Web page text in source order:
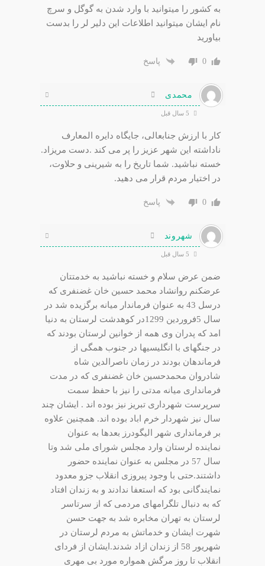
به کشور را میتوانید با وارد شدن به گوگل و سرچ
نام ایشان میتوانید اطلاعات این دلیر لر را بدست
بیاورید
0 پاسخ
محمدی
کار با ارزش جنابعالی، جایگاه دایره المعارف
ناداشته این شهر عزیز را پر می کند .دست مریزاد.
خسته نباشید. شما تاریخ را به شیرینی و حلاوت،
در اختیار مردم قرار می دهید.
0 پاسخ
شهروند
ضمن عرض سلام و خسته نباشید به خدمتتان
عرضکنم روانشاد محمد حسین خان غضنفری که
درسل 43 به عنوان فرماندار میانه برگزیده شد در
سال 5فروردین 1299در کوهدشت لرستان به دنیا
امد که پدران وی همه از خوانین لرستان بودند که
در جنگهای با انگلیسیها در جنوب همگی از
فرماندهان بودند در زمان ناصرالدین شاه
شادروان محمدحسین خان غضنفری که در مدت
فرمانداری میانه مدتی را نیز با حفظ سمت
سرپرست شهرداری تبریز نیز بوده اند . ایشان چند
سال نیز شهردار خرم اباد بوده اند. همچنین علاوه
بر فرمانداری شهر الیگودرز بعدها به عنوان
نماینده لرستان وارد مجلس شورای ملی شد وتا
سال 57 در مجلس به عنوان نماینده حضور
داشتند.حتی با وجود پیروزی انقلاب جزو معدود
نمایندگانی بود که استعفا ندادند و به زندان افتاد
که به دنبال تلگرامهای مردمی که از سرتاسر
لرستان به تهران مخابره شد به جهت حسن
شهرت ایشان و خدماتش به مردم لرستان در
شهریور 58 از زندان ازاد شدند.ایشان از فردای
انقلاب تا روز مرگش همواره مورد بی مهری